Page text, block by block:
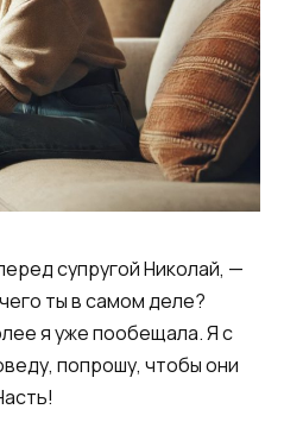
супругой Николай, —
ты в самом деле?
я уже пообещала. Я с
попрошу, чтобы они